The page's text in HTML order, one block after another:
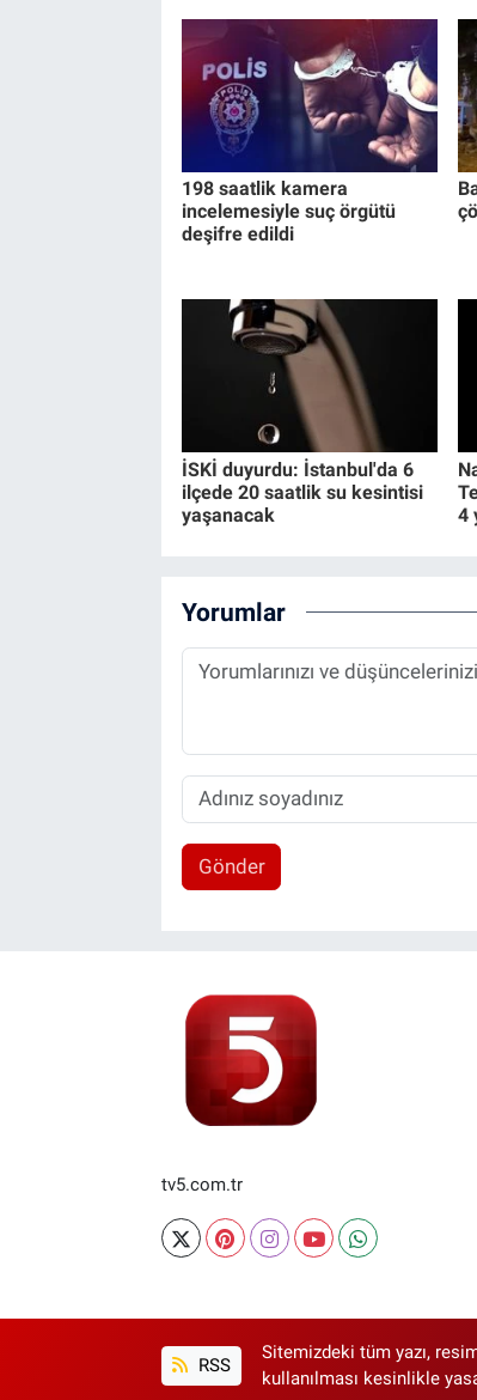
198 saatlik kamera
incelemesiyle suç örgütü
deşifre edildi
İSKİ duyurdu: İstanbul'da 6
ilçede 20 saatlik su kesintisi
yaşanacak
4
Yorumlar
Gönder
tv5.com.tr
RSS
Sitemizdeki tüm yazı,
kullanılması kesinlikle